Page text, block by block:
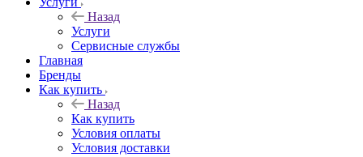
Назад
Услуги
Сервисные службы
Главная
Бренды
Как купить
Назад
Как купить
Условия оплаты
Условия доставки